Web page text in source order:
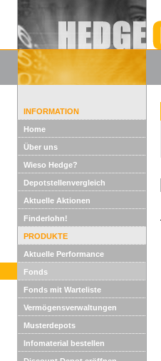
INFORMATION
Home
Über uns
Wieso Hedge?
Depotstellenvergleich
Aktuelle Aktionen
Finderlohn!
PRODUKTE
Aktuelle Performance
Fonds
Fonds mit Warteliste
Vermögensverwaltungen
Musterdepots
Infomaterial bestellen